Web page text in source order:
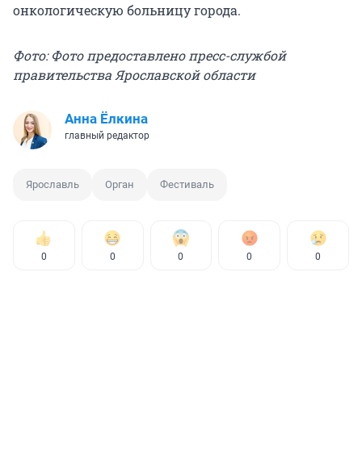
онкологическую больницу города.
Фото: Фото предоставлено пресс-службой
правительства Ярославской области
Анна Ёлкина
главный редактор
Ярославль Орган Фестиваль
0 0 0 0 0